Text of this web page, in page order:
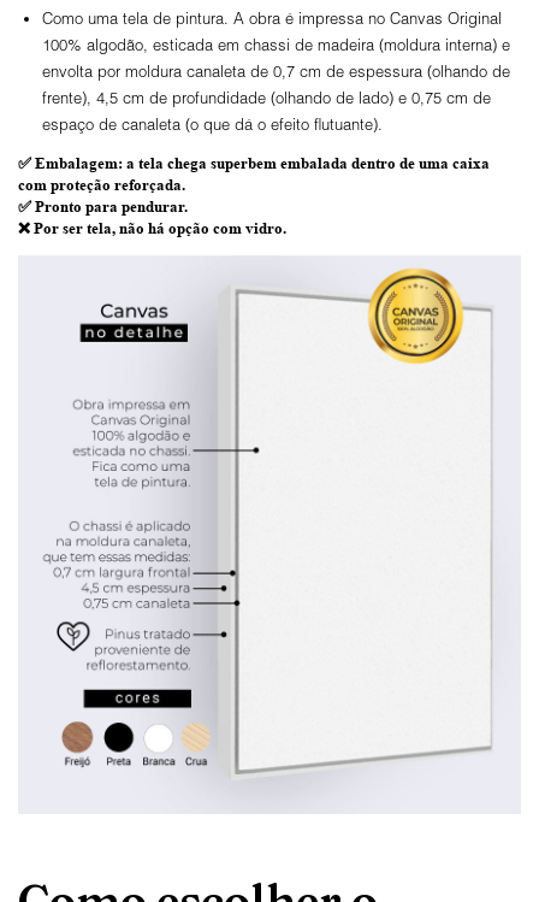
Como uma tela de pintura. A obra é impressa no Canvas Original
100% algodão, esticada em chassi de madeira (moldura interna) e
envolta por moldura canaleta de 0,7 cm de espessura (olhando de
frente), 4,5 cm de profundidade (olhando de lado) e 0,75 cm de
espaço de canaleta (o que dá o efeito flutuante).
✅ Embalagem: a tela chega superbem embalada dentro de uma caixa
com proteção reforçada.
✅ Pronto para pendurar.
❌ Por ser tela, não há opção com vidro.